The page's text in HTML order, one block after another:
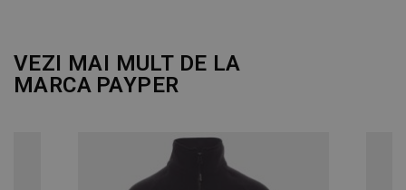
VEZI MAI MULT DE LA
MARCA PAYPER